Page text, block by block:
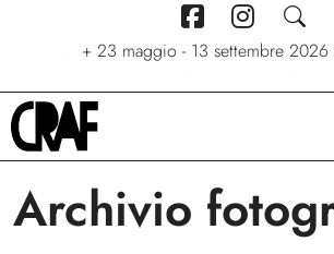
7 giugno - 6 settembre 2026 Stelle.
+ 23 maggio - 13 settembre 2026
+ 24/04/2026 - 27/09/2026 Via
Archivio